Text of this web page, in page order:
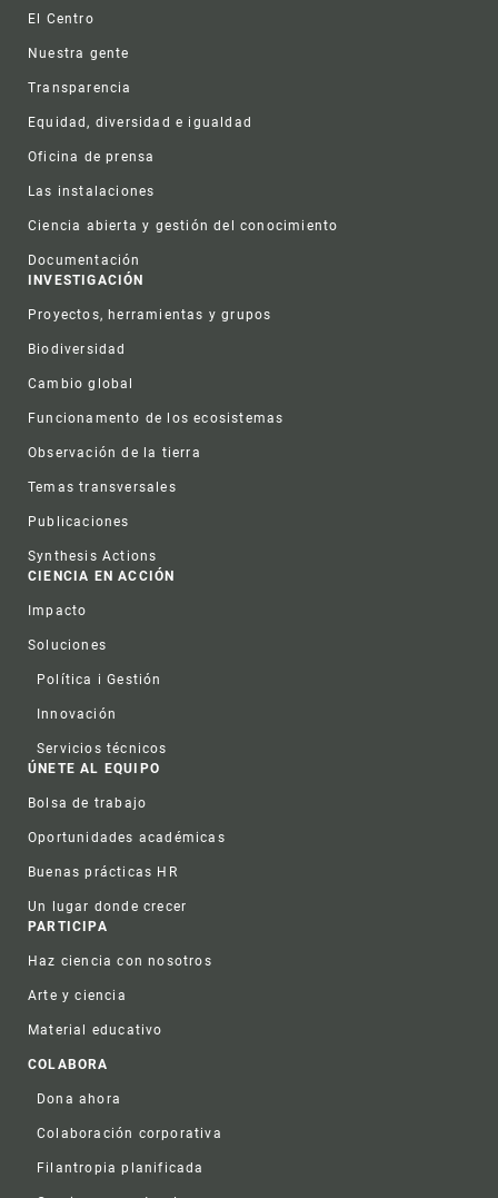
El Centro
Nuestra gente
Transparencia
Equidad, diversidad e igualdad
Oficina de prensa
Las instalaciones
Ciencia abierta y gestión del conocimiento
Documentación
INVESTIGACIÓN
Proyectos, herramientas y grupos
Biodiversidad
Cambio global
Funcionamento de los ecosistemas
Observación de la tierra
Temas transversales
Publicaciones
Synthesis Actions
CIENCIA EN ACCIÓN
Impacto
Soluciones
Política i Gestión
Innovación
Servicios técnicos
ÚNETE AL EQUIPO
Bolsa de trabajo
Oportunidades académicas
Buenas prácticas HR
Un lugar donde crecer
PARTICIPA
Haz ciencia con nosotros
Arte y ciencia
Material educativo
COLABORA
Dona ahora
Colaboración corporativa
Filantropia planificada